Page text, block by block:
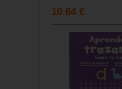
10.64 €